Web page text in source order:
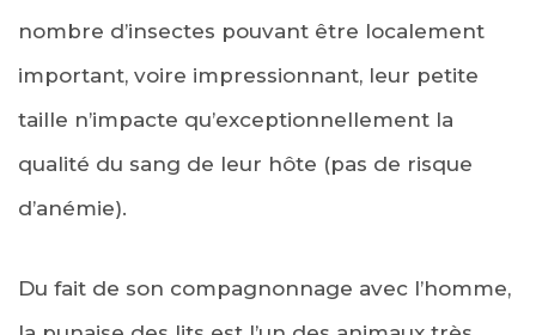
nombre d’insectes pouvant être localement
important, voire impressionnant, leur petite
taille n’impacte qu’exceptionnellement la
qualité du sang de leur hôte (pas de risque
d’anémie).
Du fait de son compagnonnage avec l’homme,